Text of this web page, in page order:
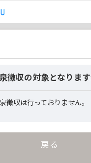
徴収の対象となります
徴収は行っておりません。
戻る